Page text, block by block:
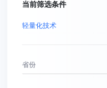
当前筛选条件
轻量化技术
省份